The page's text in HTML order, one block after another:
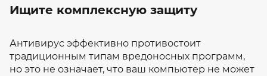
Ищите комплексную защиту
Антивирус эффективно противостоит
традиционным типам вредоносных программ,
но это не означает, что ваш компьютер не может